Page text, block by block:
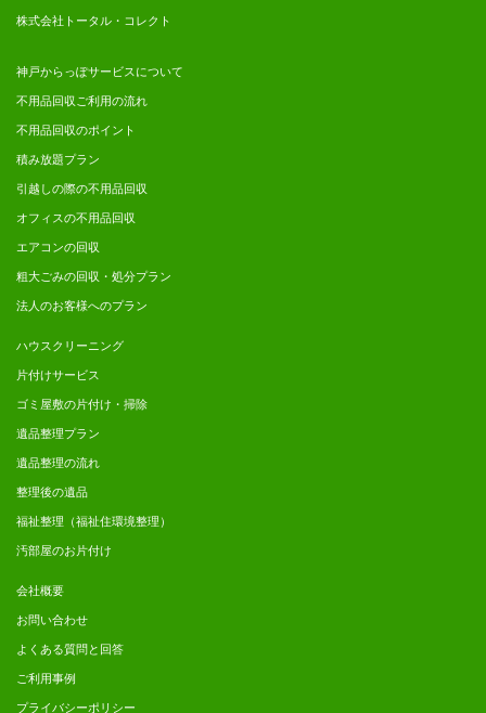
株式会社トータル・コレクト
神戸からっぽサービスについて
不用品回収ご利用の流れ
不用品回収のポイント
積み放題プラン
引越しの際の不用品回収
オフィスの不用品回収
エアコンの回収
粗大ごみの回収・処分プラン
法人のお客様へのプラン
ハウスクリーニング
片付けサービス
ゴミ屋敷の片付け・掃除
遺品整理プラン
遺品整理の流れ
整理後の遺品
福祉整理（福祉住環境整理）
汚部屋のお片付け
会社概要
お問い合わせ
よくある質問と回答
ご利用事例
プライバシーポリシー